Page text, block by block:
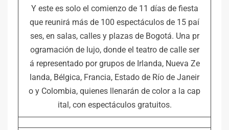
Y este es solo el comienzo de 11 días de fiesta
que reunirá más de 100 espectáculos de 15 paí
ses, en salas, calles y plazas de Bogotá. Una pr
ogramación de lujo, donde el teatro de calle ser
á representado por grupos de Irlanda, Nueva Ze
landa, Bélgica, Francia, Estado de Río de Janeir
o y Colombia, quienes llenarán de color a la cap
ital, con espectáculos gratuitos.